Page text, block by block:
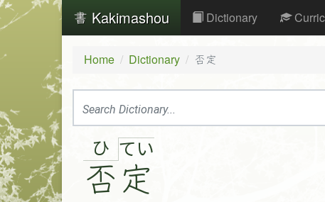
Kakimashou Dictionary
Home Dictionary 否定
ひ
否
て い
定